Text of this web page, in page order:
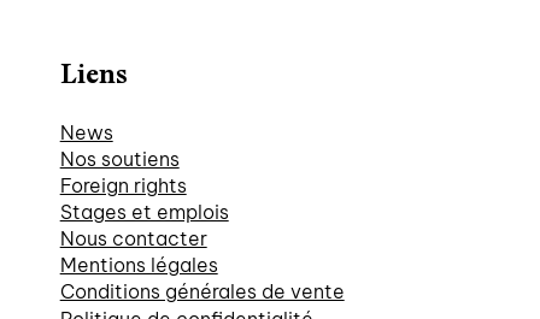
Liens
News
Nos soutiens
Foreign rights
Stages et emplois
Nous contacter
Mentions légales
Conditions générales de vente